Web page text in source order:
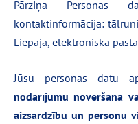
Pārziņa Personas
kontaktinformācija:
Liepāja, elektroniskā
Jūsu personas datu
nodarījumu novēršana
aizsardzību un personu